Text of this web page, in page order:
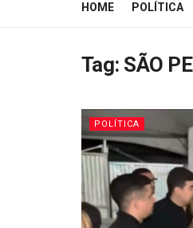
HOME POLÍTICA
Tag: SÃO
POLÍTICA